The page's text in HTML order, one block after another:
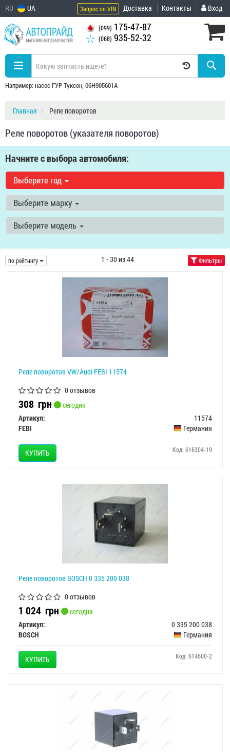
RU UA Запрос по VIN Доставка Контакты Вход
(099) 175-47-87
(068) 935-52-32
Например: насос ГУР Туксон, 06H905601A
Главная Реле поворотов
Реле поворотов (указателя поворотов)
Начните с выбора автомобиля:
Выберите год
Выберите марку
Выберите модель
по рейтингу 1 - 30 из 44 Фильтры
Реле поворотов VW/Audi FEBI 11574
0 отзывов
308 грн
сегодня
Артикул:
11574
FEBI
Германия
КУПИТЬ Код: 616304-19
Реле поворотов BOSCH 0 335 200 038
0 отзывов
1 024 грн
сегодня
Артикул:
0 335 200 038
BOSCH
Германия
КУПИТЬ Код: 614600-2